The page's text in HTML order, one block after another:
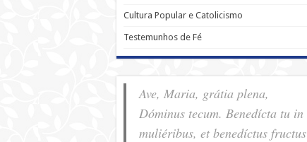
Cultura Popular e Catolicismo
Testemunhos de Fé
Ave, Maria, grátia plena,
Dóminus tecum. Benedícta tu in
muliéribus, et benedíctus fructus